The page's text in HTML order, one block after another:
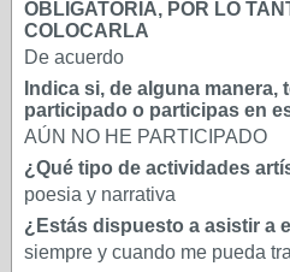
OBLIGATORIA, POR LO
COLOCARLA
De acuerdo
Indica si, de alguna manera,
participado o participas en
AÚN NO HE PARTICIPADO
¿Qué tipo de actividades
poesia y narrativa
¿Estás dispuesto a asistir a
siempre y cuando me pueda